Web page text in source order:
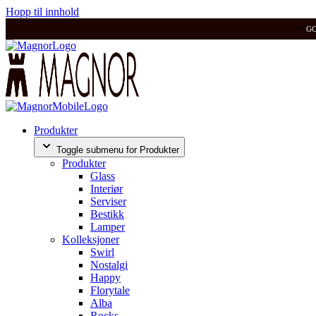
Hopp til innhold
Produkter
Toggle submenu for Produkter
Produkter
Glass
Interiør
Serviser
Bestikk
Lamper
Kolleksjoner
Swirl
Nostalgi
Happy
Florytale
Alba